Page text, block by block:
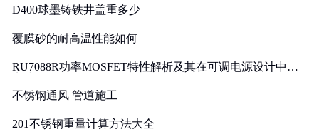
D400球墨铸铁井盖重多少
覆膜砂的耐高温性能如何
RU7088R功率MOSFET特性解析及其在可调电源设计中的
不锈钢通风 管道施工
201不锈钢重量计算方法大全